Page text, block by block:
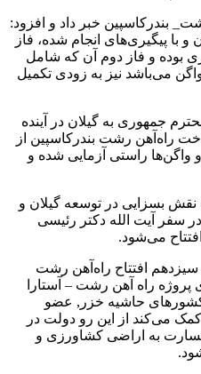
بندرکاسپین خبر داد و افزود:
با پیگیری‌های انجام شده، فاز
بوده و‌ فاز دوم آن که شامل
می‌باشد نیز به زودی تکمیل
جمهوری به گیلان در آینده
راه‌آهن رشت بندرکاسپین از
واگن‌ها راستی آزمایی شده و
بسزایی در توسعه گیلان و
در سفر آیت الله دکتر رئیسی
می‌شود.
افتتاح راه‌آهن رشت
پروژه راه آهن رشت – آستارا
کشورهای حاشیه خزر, عضو
کمک می‌کند از این رو دولت در
به اراضی کشاورزی و